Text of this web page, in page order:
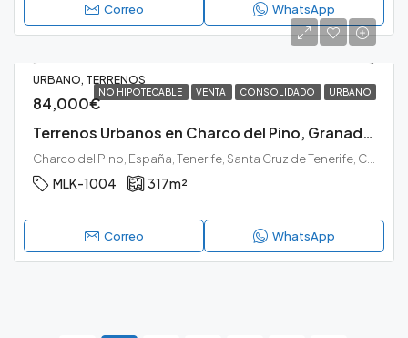
Correo WhatsApp
NO HIPOTECABLE VENTA CONSOLIDADO URBANO
URBANO, TERRENOS
84,000€
Terrenos Urbanos en Charco del Pino, Granadilla
MLK-1004 317m²
Correo WhatsApp